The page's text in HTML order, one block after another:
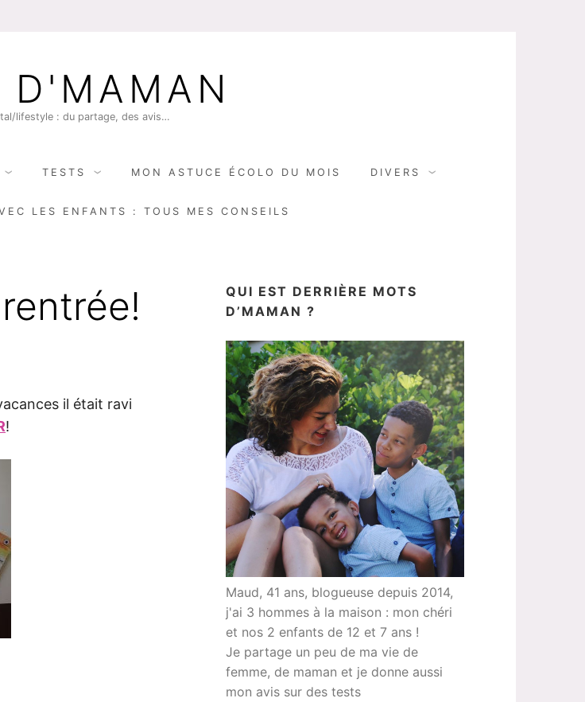
D'MAMAN
lifestyle : du partage, des avis…
TESTS MON ASTUCE ÉCOLO DU MOIS DIVERS
LES ENFANTS : TOUS MES CONSEILS
il était ravi
!
QUI EST DERRIÈRE MOTS
D’MAMAN ?
Maud, 41 ans, blogueuse depuis 2014,
j'ai 3 hommes à la maison : mon chéri
et nos 2 enfants de 12 et 7 ans !
Je partage un peu de ma vie de
femme, de maman et je donne aussi
mon avis sur des tests